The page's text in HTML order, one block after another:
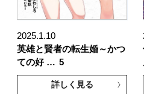
2025.1.10
英雄と賢者の転生婚～かつ
ての好 … 5
詳しく見る